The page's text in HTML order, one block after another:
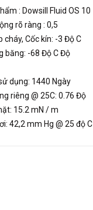
: Dowsill Fluid OS 10
rõ ràng : 0,5
cháy, Cốc kín: -3 Độ C
băng: -68 Độ C Độ
dụng: 1440 Ngày
riêng @ 25C: 0.76 Độ
15.2 mN / m
42,2 mm Hg @ 25 độ C